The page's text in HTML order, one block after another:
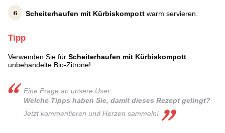
Scheiterhaufen mit Kürbiskompott warm servieren.
Tipp
Verwenden Sie für Scheiterhaufen mit Kürbiskompott
unbehandelte Bio-Zitrone!
Eine Frage an unsere User:
Welche Tipps haben Sie, damit dieses Rezept gelingt?
Jetzt kommentieren und Herzen sammel n!